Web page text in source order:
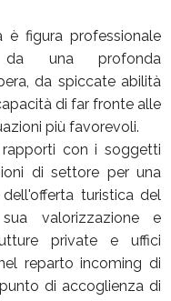
è figura professionale
da una profonda
da spiccate abilità
di far fronte alle
più favorevoli.
con i soggetti
di settore per una
turistica del
valorizzazione e
private e uffici
reparto incoming di
di accoglienza di